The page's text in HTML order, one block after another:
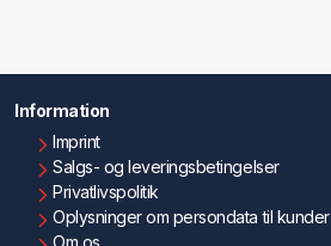
Information
Imprint
Salgs- og leveringsbetingelser
Privatlivspolitik
Oplysninger om persondata til kunder
Om os